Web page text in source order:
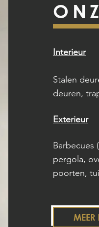
Interieur
Stalen
deuren,
Exterieur
Barbecues
pergola,
poorten,
MEER